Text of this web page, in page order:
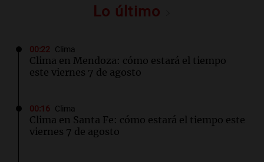
Lo último
00:22 Clima
Clima en Mendoza: cómo estará el tiempo
este viernes 7 de agosto
00:16 Clima
Clima en Santa Fe: cómo estará el tiempo este
viernes 7 de agosto